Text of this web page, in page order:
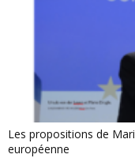
Les propositions de
européenne